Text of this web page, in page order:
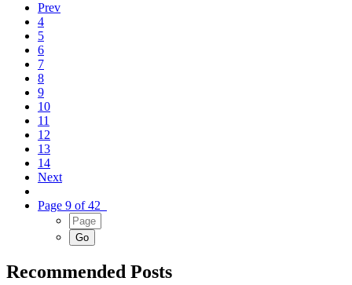
Prev
4
5
6
7
8
9
10
11
12
13
14
Next
Page 9 of 42
Recommended Posts